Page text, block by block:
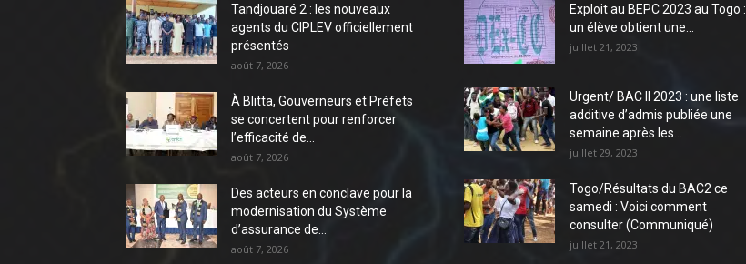
Tandjouaré 2 : les nouveaux
agents du CIPLEV officiellement
présentés
août 7, 2026
À Blitta, Gouverneurs et Préfets
se concertent pour renforcer
l’efficacité de...
août 7, 2026
Des acteurs en conclave pour la
modernisation du Système
d’assurance de...
août 7, 2026
Exploit au BEPC 2023 au Togo :
un élève obtient une...
juillet 21, 2023
Urgent/ BAC II 2023 : une liste
additive d’admis publiée une
semaine après les...
juillet 29, 2023
Togo/Résultats du BAC2 ce
samedi : Voici comment
consulter (Communiqué)
juillet 21, 2023